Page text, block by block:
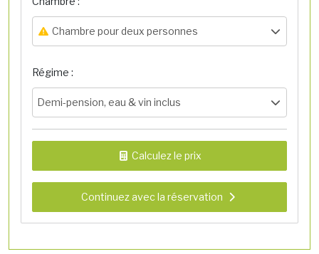
Chambre pour deux personnes
Régime :
Demi-pension, eau & vin inclus
Calculez le prix
Continuez avec la réservation